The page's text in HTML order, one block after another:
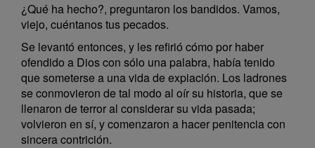
¿Qué ha hecho?, preguntaron los bandidos. Vamos,
viejo, cuéntanos tus pecados.
Se levantó entonces, y les refirió cómo por haber
ofendido a Dios con sólo una palabra, había tenido
que someterse a una vida de expiación. Los ladrones
se conmovieron de tal modo al oír su historia, que se
llenaron de terror al considerar su vida pasada;
volvieron en sí, y comenzaron a hacer penitencia con
sincera contrición.